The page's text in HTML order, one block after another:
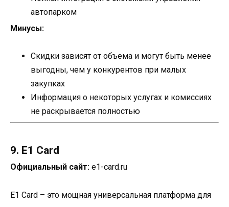
автопарком
Минусы:
Скидки зависят от объема и могут быть менее
выгодны, чем у конкурентов при малых
закупках
Информация о некоторых услугах и комиссиях
не раскрывается полностью
9. E1 Card
Официальный сайт: e1-card.ru
E1 Card – это мощная универсальная платформа для